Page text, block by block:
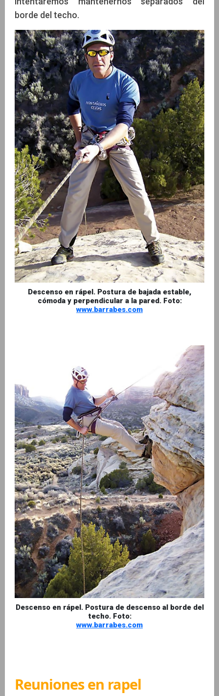
borde del techo.
Descenso en rápel. Postura de bajada estable,
cómoda y perpendicular a la pared. Foto:
www.barrabes.com
Descenso en rápel. Postura de descenso al borde del
techo. Foto:
www.barrabes.com
Reuniones en rapel